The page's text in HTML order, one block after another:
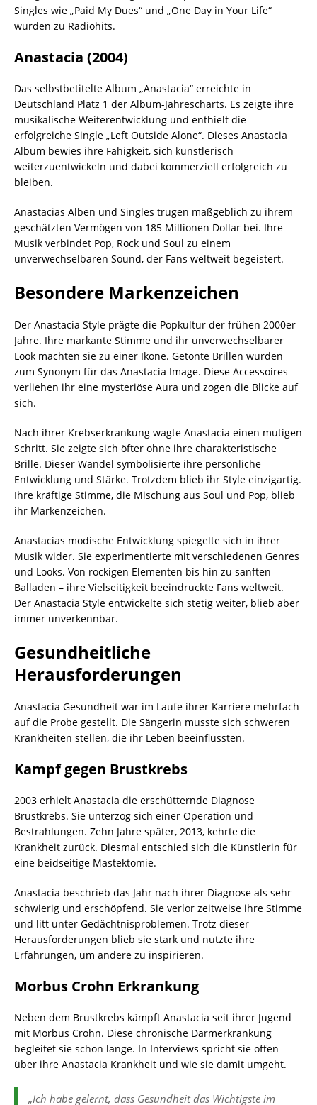
Singles wie „Paid My Dues“ und „One Day in Your Life“
wurden zu Radiohits.
Anastacia (2004)
Das selbstbetitelte Album „Anastacia“ erreichte in
Deutschland Platz 1 der Album-Jahrescharts. Es zeigte ihre
musikalische Weiterentwicklung und enthielt die
erfolgreiche Single „Left Outside Alone“. Dieses Anastacia
Album bewies ihre Fähigkeit, sich künstlerisch
weiterzuentwickeln und dabei kommerziell erfolgreich zu
bleiben.
Anastacias Alben und Singles trugen maßgeblich zu ihrem
geschätzten Vermögen von 185 Millionen Dollar bei. Ihre
Musik verbindet Pop, Rock und Soul zu einem
unverwechselbaren Sound, der Fans weltweit begeistert.
Besondere Markenzeichen
Der Anastacia Style prägte die Popkultur der frühen 2000er
Jahre. Ihre markante Stimme und ihr unverwechselbarer
Look machten sie zu einer Ikone. Getönte Brillen wurden
zum Synonym für das Anastacia Image. Diese Accessoires
verliehen ihr eine mysteriöse Aura und zogen die Blicke auf
sich.
Nach ihrer Krebserkrankung wagte Anastacia einen mutigen
Schritt. Sie zeigte sich öfter ohne ihre charakteristische
Brille. Dieser Wandel symbolisierte ihre persönliche
Entwicklung und Stärke. Trotzdem blieb ihr Style einzigartig.
Ihre kräftige Stimme, die Mischung aus Soul und Pop, blieb
ihr Markenzeichen.
Anastacias modische Entwicklung spiegelte sich in ihrer
Musik wider. Sie experimentierte mit verschiedenen Genres
und Looks. Von rockigen Elementen bis hin zu sanften
Balladen – ihre Vielseitigkeit beeindruckte Fans weltweit.
Der Anastacia Style entwickelte sich stetig weiter, blieb aber
immer unverkennbar.
Gesundheitliche
Herausforderungen
Anastacia Gesundheit war im Laufe ihrer Karriere mehrfach
auf die Probe gestellt. Die Sängerin musste sich schweren
Krankheiten stellen, die ihr Leben beeinflussten.
Kampf gegen Brustkrebs
2003 erhielt Anastacia die erschütternde Diagnose
Brustkrebs. Sie unterzog sich einer Operation und
Bestrahlungen. Zehn Jahre später, 2013, kehrte die
Krankheit zurück. Diesmal entschied sich die Künstlerin für
eine beidseitige Mastektomie.
Anastacia beschrieb das Jahr nach ihrer Diagnose als sehr
schwierig und erschöpfend. Sie verlor zeitweise ihre Stimme
und litt unter Gedächtnisproblemen. Trotz dieser
Herausforderungen blieb sie stark und nutzte ihre
Erfahrungen, um andere zu inspirieren.
Morbus Crohn Erkrankung
Neben dem Brustkrebs kämpft Anastacia seit ihrer Jugend
mit Morbus Crohn. Diese chronische Darmerkrankung
begleitet sie schon lange. In Interviews spricht sie offen
über ihre Anastacia Krankheit und wie sie damit umgeht.
„Ich habe gelernt, dass Gesundheit das Wichtigste im